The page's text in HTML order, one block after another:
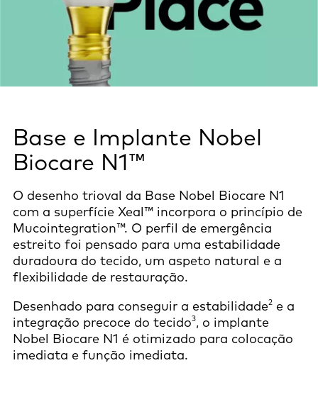
Base e Implante Nobel
Biocare N1™
O desenho trioval da Base Nobel Biocare N1
com a superfície Xeal™ incorpora o princípio de
Mucointegration™. O perfil de emergência
estreito foi pensado para uma estabilidade
duradoura do tecido, um aspeto natural e a
flexibilidade de restauração.
Desenhado para conseguir a estabilidade2 e a
integração precoce do tecido3, o implante
Nobel Biocare N1 é otimizado para colocação
imediata e função imediata.